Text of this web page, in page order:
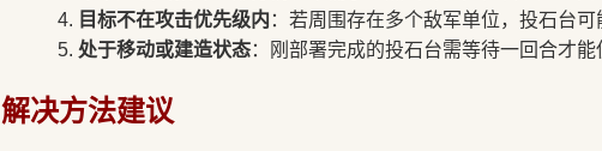
目标不在攻击优先级内 ：若周围存在多个敌军单位，投石台
处于移动或建造状态：刚部署完成的投石台需等待一回合才能
解决方法建议